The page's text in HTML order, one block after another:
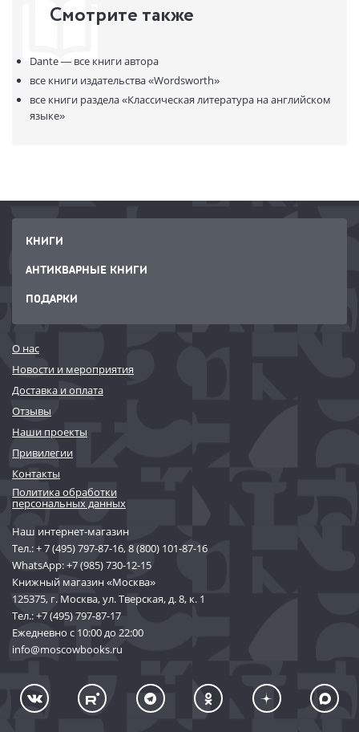
В продаже с:
15.07.2020
Смотрите также
Dante — все книги автора
все книги издательства«Wordsworth»
все книги раздела«Классическая литература на английском
языке»
КНИГИ
АНТИКВАРНЫЕ КНИГИ
ПОДАРКИ
О нас
Новости и мероприятия
Доставка и оплата
Отзывы
Наши проекты
Привилегии
Контакты
Политика обработки
персональных данных
Наш интернет-магазин
Тел.:+ 7 (495) 797-87-16,8 (800) 101-87-16
WhatsApp:+7 (985) 730-12-15
Книжный магазин «Москва»
125375, г. Москва, ул. Тверская, д. 8, к. 1
Тел.:+7 (495) 797-87-17
Ежедневно с 10:00 до 22:00
info@moscowbooks.ru